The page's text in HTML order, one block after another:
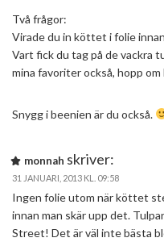
Två frågor:
Virade du in köttet i folie
Vart fick du tag på de vackra
mina favoriter också, hopp om
Snygg i beenien är du också.
monnah skriver:
31 JANUARI, 2013 KL. 09:58
Ingen folie utom när köttet
innan man skär upp det.
Street! Det är väl inte bästa